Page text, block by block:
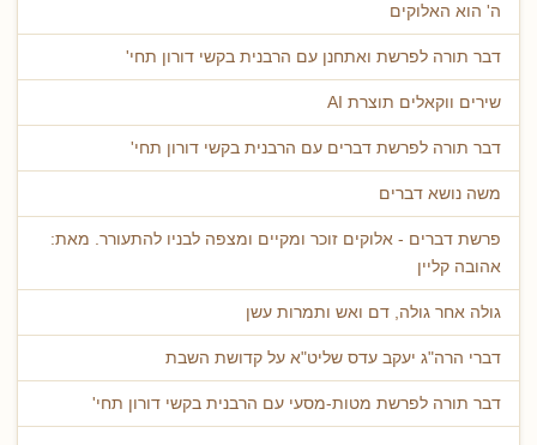
ה' הוא האלוקים
דבר תורה לפרשת ואתחנן עם הרבנית בקשי דורון תחי'
שירים ווקאלים תוצרת AI
דבר תורה לפרשת דברים עם הרבנית בקשי דורון תחי'
משה נושא דברים
פרשת דברים - אלוקים זוכר ומקיים ומצפה לבניו להתעורר. מאת:
אהובה קליין
גולה אחר גולה, דם ואש ותמרות עשן
דברי הרה"ג יעקב עדס שליט"א על קדושת השבת
דבר תורה לפרשת מטות-מסעי עם הרבנית בקשי דורון תחי'